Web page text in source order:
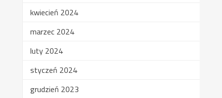
kwiecień 2024
marzec 2024
luty 2024
styczeń 2024
grudzień 2023